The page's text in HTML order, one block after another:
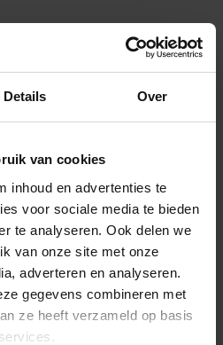
Details Over
van cookies
inhoud en advertenties te
voor sociale media te bieden
te analyseren. Ook delen we
van onze site met onze
adverteren en analyseren.
gegevens combineren met
ze heeft verzameld op basis